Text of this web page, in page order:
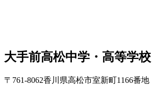
大手前高松中学・高等学校
〒761-8062香川県高松市室新町1166番地